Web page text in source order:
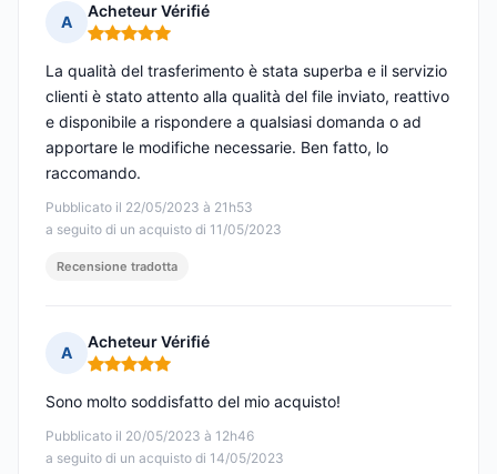
A
Acheteur Vérifié
Nota: 5 su 5
Pubblicato il 22/05/2023 à 21h53
a seguito di un acquisto di 11/05/2023
La qualità del trasferimento è stata superba e il servizio
clienti è stato attento alla qualità del file inviato, reattivo
e disponibile a rispondere a qualsiasi domanda o ad
apportare le modifiche necessarie. Ben fatto, lo
raccomando.
Recensione tradotta
A
Acheteur Vérifié
Nota: 5 su 5
Pubblicato il 20/05/2023 à 12h46
a seguito di un acquisto di 14/05/2023
Sono molto soddisfatto del mio acquisto!